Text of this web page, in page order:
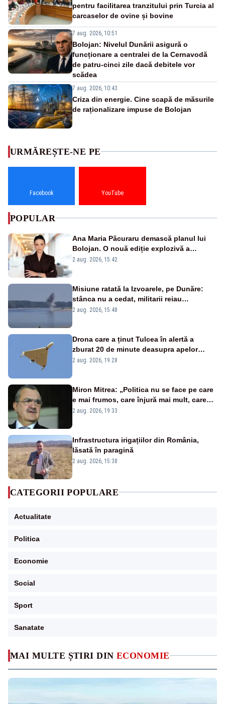
pentru facilitarea tranzitului prin Turcia al
carcaselor de ovine și bovine
7 aug. 2026, 10:51
Bolojan: Nivelul Dunării asigură o
funcționare a centralei de la Cernavodă
de patru-cinci zile dacă debitele vor
scădea
7 aug. 2026, 10:43
Criza din energie. Cine scapă de măsurile
de raționalizare impuse de Bolojan
MAI MULTE ȘTIRI DIN ECONOMIE
URMĂREȘTE-NE PE
Facebook YouTube
POPULAR
Ana Maria Păcuraru demască planul lui
Bolojan. O nouă ediție explozivă a
emisiunii „Miza Zilei” la Realitatea PLUS
2 aug. 2026, 15:42
Misiune ratată la Izvoarele, pe Dunăre:
stânca nu a cedat, militarii reiau
detonările luni – VIDEO
2 aug. 2026, 15:48
Drona care a ținut Tulcea în alertă a
zburat 20 de minute deasupra apelor
României. Au fost ridicate două F-16
2 aug. 2026, 19:28
Miron Mitrea: „Politica nu se face pe care
e mai frumos, care înjură mai mult, care
țipă mai tare, ci pe proiecte”
2 aug. 2026, 19:33
Infrastructura irigațiilor din România,
lăsată în paragină
2 aug. 2026, 15:38
CATEGORII POPULARE
Actualitate
Politica
Economie
Social
Sport
Sanatate